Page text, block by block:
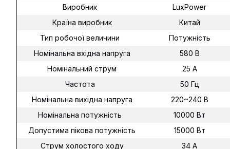
Виробник
LuxPower
Країна виробник
Китай
Тип робочої величини
Потужність
Номінальна вхідна напруга
580 В
Номінальний струм
25 А
Частота
50 Гц
Номінальна вихідна напруга
220~240 В
Номінальна потужність
10000 Вт
Допустима пікова потужність
15000 Вт
Струм холостого ходу
34 А